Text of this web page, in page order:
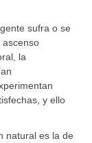
sufra o se
ascenso
la
y ello
natural es la de